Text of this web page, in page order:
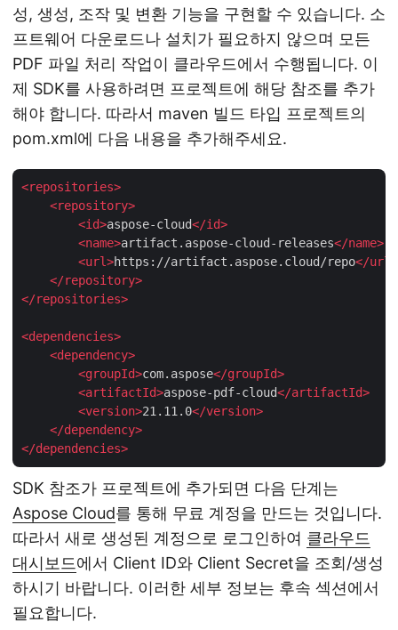
성, 생성, 조작 및 변환 기능을 구현할 수 있습니다. 소
프트웨어 다운로드나 설치가 필요하지 않으며 모든
PDF 파일 처리 작업이 클라우드에서 수행됩니다. 이
제 SDK를 사용하려면 프로젝트에 해당 참조를 추가
해야 합니다. 따라서 maven 빌드 타입 프로젝트의
pom.xml에 다음 내용을 추가해주세요.
<repositories>
<repository>
<id>aspose-cloud</id>
<name>artifact.aspose-cloud-releases</name>
<url>https://artifact.aspose.cloud/repo</url
</repository>
</repositories>
<dependencies>
<dependency>
<groupId>com.aspose</groupId>
<artifactId>aspose-pdf-cloud</artifactId>
<version>21.11.0</version>
</dependency>
</dependencies>
SDK 참조가 프로젝트에 추가되면 다음 단계는
Aspose Cloud를 통해 무료 계정을 만드는 것입니다.
따라서 새로 생성된 계정으로 로그인하여 클라우드
대시보드에서 Client ID와 Client Secret을 조회/생성
하시기 바랍니다. 이러한 세부 정보는 후속 섹션에서
필요합니다.